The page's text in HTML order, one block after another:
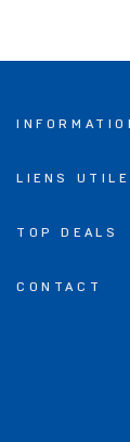
LIENS
TOP DEALS
CONTACT